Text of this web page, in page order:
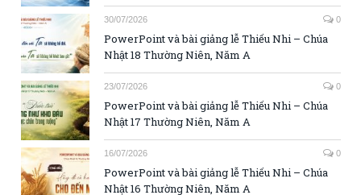
30/07/2026 0
PowerPoint và bài giảng lễ Thiếu Nhi – Chúa
Nhật 18 Thường Niên, Năm A
23/07/2026 0
PowerPoint và bài giảng lễ Thiếu Nhi – Chúa
Nhật 17 Thường Niên, Năm A
16/07/2026 0
PowerPoint và bài giảng lễ Thiếu Nhi – Chúa
Nhật 16 Thường Niên, Năm A